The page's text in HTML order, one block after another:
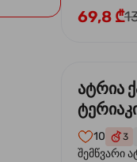
69,8 ₾
ატრია
10 3
შემწვარი